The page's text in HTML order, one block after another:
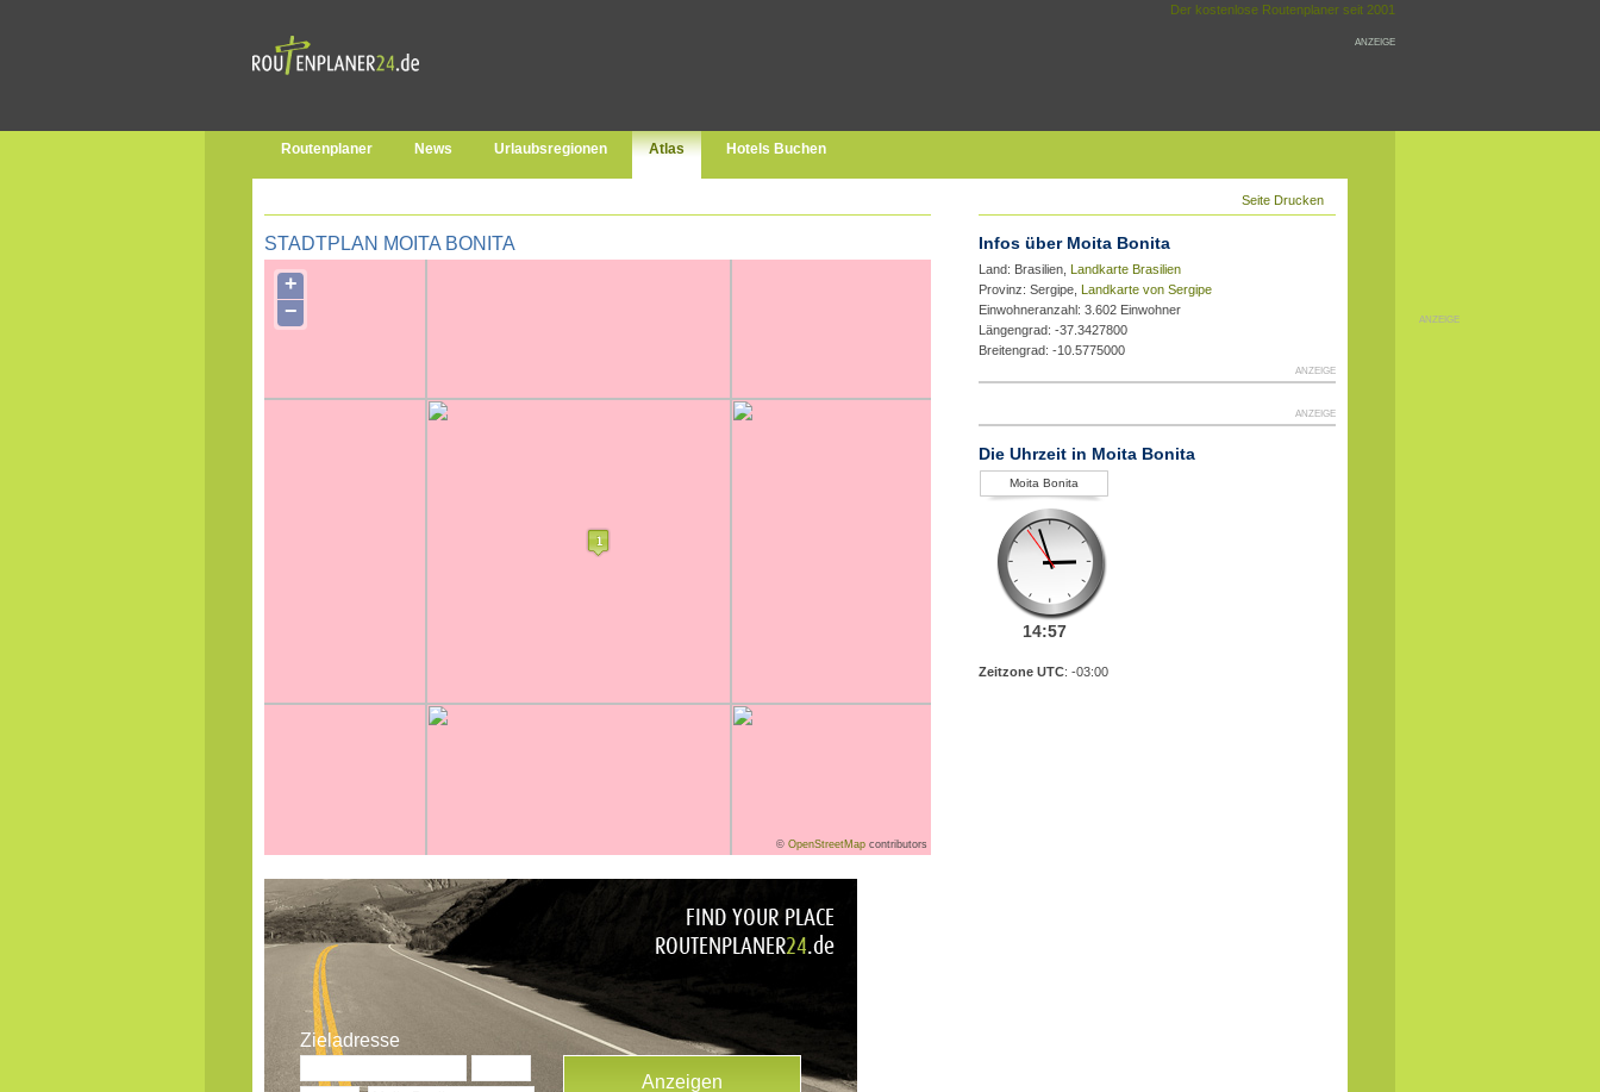
Der kostenlose Routenplaner seit 2001
ANZEIGE
ANZEIGE
Routenplaner News Urlaubsregionen Atlas Hotels Buchen
Seite Drucken
STADTPLAN MOITA BONITA
+
−
© OpenStreetMap contributors
Zieladresse
Infos über Moita Bonita
Land: Brasilien, Landkarte Brasilien
Provinz: Sergipe, Landkarte von Sergipe
Einwohneranzahl: 3.602 Einwohner
Längengrad: -37.3427800
Breitengrad: -10.5775000
ANZEIGE
ANZEIGE
Die Uhrzeit in Moita Bonita
Moita Bonita
14:57
Zeitzone UTC: -03:00